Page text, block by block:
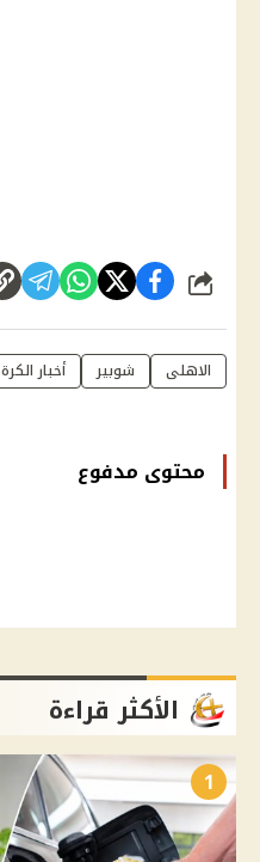
شارك
الاهلى شوبير أخبار الكرة
محتوى مدفوع
الأكثر قراءة
1